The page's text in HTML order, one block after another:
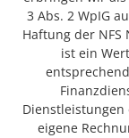
3 Abs. 2 WpIG
Haftung der NFS
ist ein
eigene